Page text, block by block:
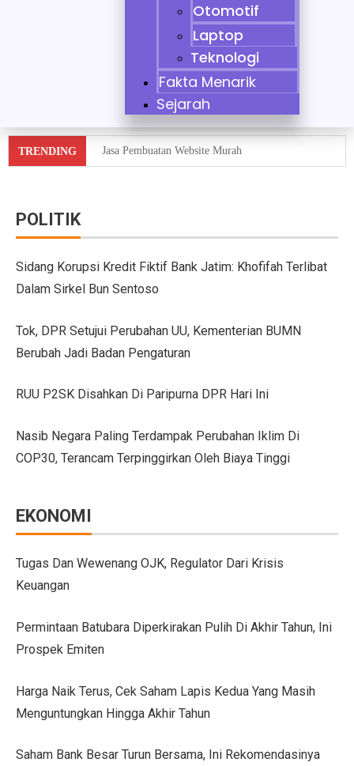
Otomotif
Laptop
Teknologi
Fakta Menarik
Sejarah
TRENDING Jasa Pembuatan Website Murah
GIIAS Bandung 2025: Sinergi Pemerintah, Industri,
Trio Unggulan Suzuki di GIIAS Bandung 2025:
Daihatsu Rocky Diluncurkan di GIIAS: SUV Kompak
Hyundai Akan Rilis Mobil Listrik Baru Tahun Ini
28 Kendaraan Perusahaan di Aceh Tamiang Pakai
Pengalaman Pertama Mengemudi Jaecoo J8, SUV
Persaingan BMW dan Mercedes-Benz Hadapi Bebas
Citroen C3 Sport dan Jeep Gladiator Meluncur di
Uji Coba Mobil SUV JAECOO J8 SHS ARDIS di
Jeep Gladiator Sport Tampil di GIIAS Bandung 2025
GIIAS Bandung 2025: Konsistensi 54 Tahun Toyota
POLITIK
Sidang Korupsi Kredit Fiktif Bank Jatim: Khofifah Terlibat
Dalam Sirkel Bun Sentoso
Tok, DPR Setujui Perubahan UU, Kementerian BUMN
Berubah Jadi Badan Pengaturan
RUU P2SK Disahkan Di Paripurna DPR Hari Ini
Nasib Negara Paling Terdampak Perubahan Iklim Di
COP30, Terancam Terpinggirkan Oleh Biaya Tinggi
EKONOMI
Tugas Dan Wewenang OJK, Regulator Dari Krisis
Keuangan
Permintaan Batubara Diperkirakan Pulih Di Akhir Tahun, Ini
Prospek Emiten
Harga Naik Terus, Cek Saham Lapis Kedua Yang Masih
Menguntungkan Hingga Akhir Tahun
Saham Bank Besar Turun Bersama, Ini Rekomendasinya